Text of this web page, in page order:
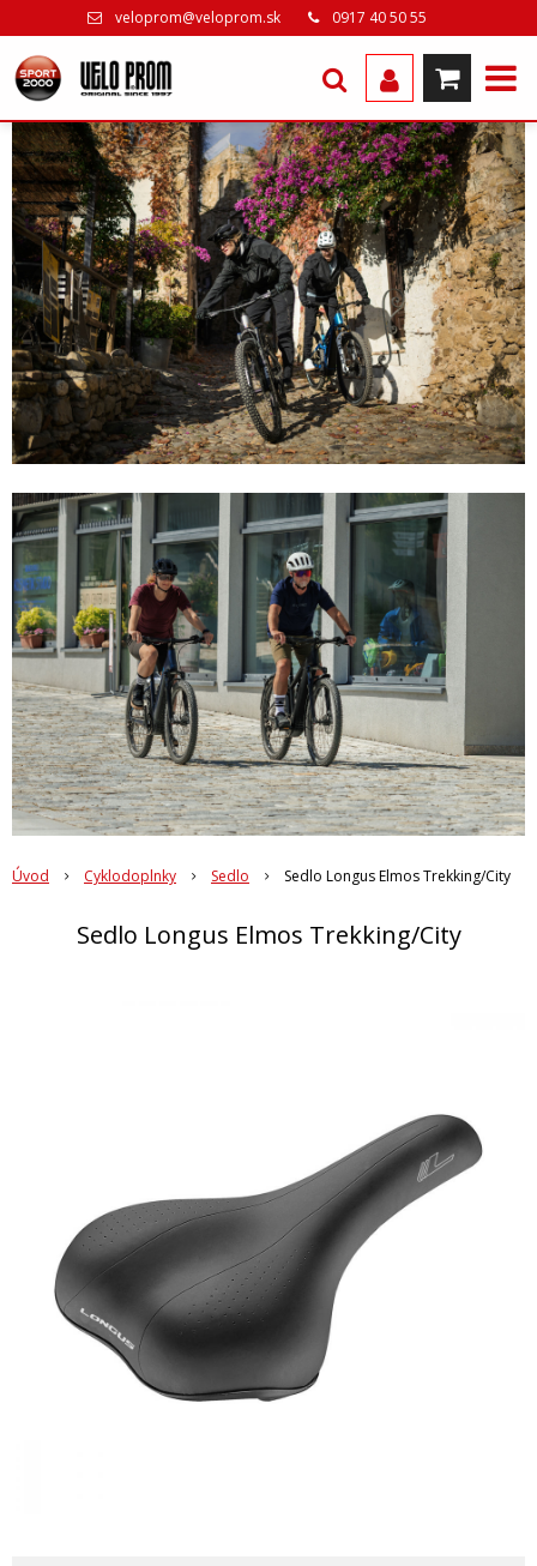
veloprom@veloprom.sk 0917 40 50 55
Úvod Cyklodoplnky Sedlo Sedlo Longus Elmos Trekking/City
Sedlo Longus Elmos Trekking/City